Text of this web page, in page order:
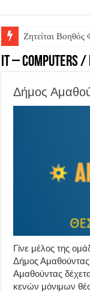
Ζητείται
Ζητείται
IT – COMPUTERS /
Δήμος
Γίνε μέλος της
Δήμος
Αμαθούντας
κενών μόνιμων